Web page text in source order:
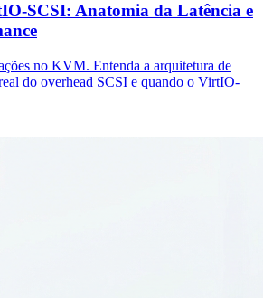
SCSI: Anatomia da Latência e
no KVM. Entenda a arquitetura de
do overhead SCSI e quando o VirtIO-